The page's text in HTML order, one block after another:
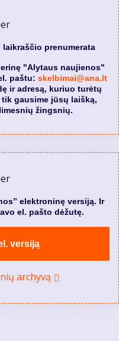
prenumerata
"Alytaus naujienos"
paštu: skelbimai@ana.lt
ir adresą, kuriuo turėtų
gausime jūsų laišką,
žingsnių.
elektroninę versiją. Ir
el. pašto dėžutę.
versiją
archyvą